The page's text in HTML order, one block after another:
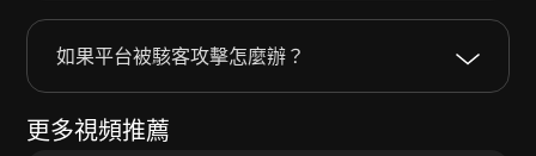
如果平台被駭客攻擊怎麼辦？
更多視頻推薦